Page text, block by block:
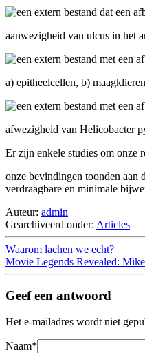
aanwezigheid van ulcus in het
a) epitheelcellen, b)
afwezigheid van Helicobacter
Er zijn enkele studies om onze
onze bevindingen toonden aan
verdraagbare en minimale
Auteur: admin
Gearchiveerd onder: Articles
Waarom lachen we echt?
Movie Legends Revealed:
Geef een antwoord
Het e-mailadres wordt niet
Naam*